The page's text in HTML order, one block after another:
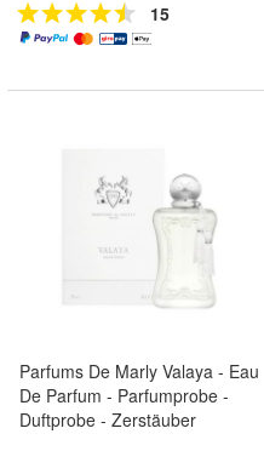
15
Parfums De Marly Valaya - Eau
De Parfum - Parfumprobe -
Duftprobe - Zerstäuber